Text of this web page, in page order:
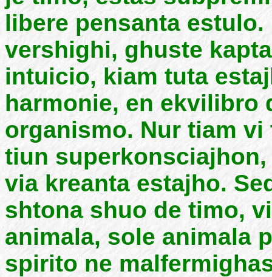
libere pensanta
vershighi, ghuste
intuicio, kiam tuta
harmonie, en ekvilibro
organismo. Nur tiam
tiun
via kreanta estajho.
shtona shuo de timo,
animala, sole animala
spirito ne